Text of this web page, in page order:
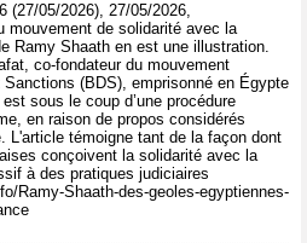
(27/05/2026), 27/05/2026,
mouvement de solidarité avec la
Ramy Shaath en est une illustration.
co-fondateur du mouvement
(BDS), emprisonné en Égypte
sous le coup d’une procédure
en raison de propos considérés
L'article témoigne tant de la façon dont
conçoivent la solidarité avec la
à des pratiques judiciaires
Ramy-Shaath-des-geoles-egyptiennes-